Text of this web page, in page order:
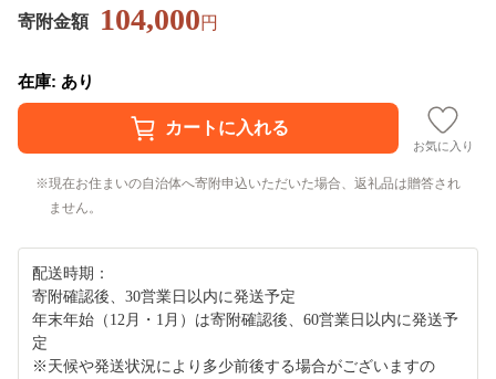
寄附金額 104,000円
在庫: あり
お気に入り
現在お住まいの自治体へ寄附申込いただいた場合、返礼品は贈答され
ません。
配送時期：
寄附確認後、30営業日以内に発送予定
年末年始（12月・1月）は寄附確認後、60営業日以内に発送予
定
※天候や発送状況により多少前後する場合がございますの